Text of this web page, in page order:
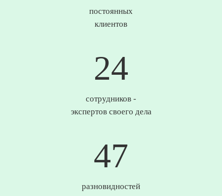
постоянных
клиентов
25
сотрудников -
экспертов своего дела
49
разновидностей